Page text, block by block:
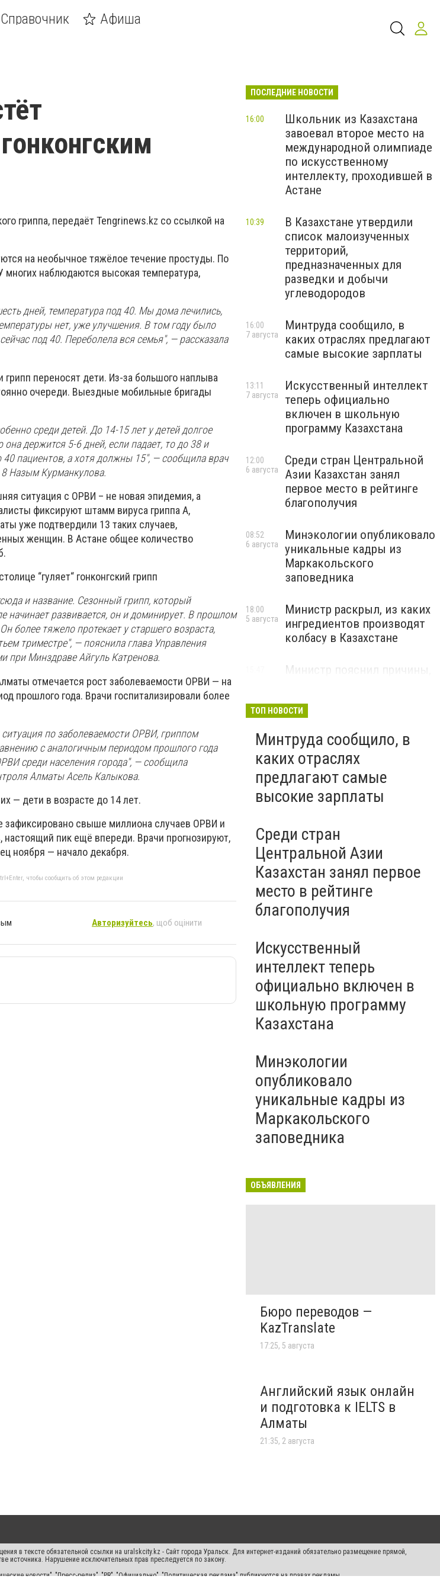
Справочник Афиша
гриппа, передаёт Tengrinews.kz со ссылкой на
на необычное тяжёлое течение простуды. По
многих наблюдаются высокая температура,
дней, температура под 40. Мы дома лечились,
нет, уже улучшения. В том году было
под 40. Переболела вся семья", — рассказала
переносят дети. Из-за большого наплыва
очереди. Выездные мобильные бригады
среди детей. До 14-15 лет у детей долгое
держится 5-6 дней, если падает, то до 38 и
пациентов, а хотя должны 15", — сообщила врач
Назым Курманкулова.
ситуация с ОРВИ – не новая эпидемия, а
фиксируют штамм вируса гриппа А,
уже подтвердили 13 таких случаев,
женщин. В Астане общее количество
“гуляет“ гонконгский грипп
и название. Сезонный грипп, который
начинает развивается, он и доминирует. В прошлом
более тяжело протекает у старшего возраста,
триместре", — пояснила глава Управления
при Минздраве Айгуль Катренова.
отмечается рост заболеваемости ОРВИ — на
прошлого года. Врачи госпитализировали более
по заболеваемости ОРВИ, гриппом
с аналогичным периодом прошлого года
среди населения города", — сообщила
Алматы Асель Калыкова.
— дети в возрасте до 14 лет.
зафиксировано свыше миллиона случаев ОРВИ и
настоящий пик ещё впереди. Врачи прогнозируют,
ноября — начало декабря.
чтобы сообщить об этом редакции
Авторизуйтесь, щоб оцінити
ПОСЛЕДНИЕ НОВОСТИ
Школьник из Казахстана
завоевал второе место на
международной олимпиаде
по искусственному
интеллекту, проходившей в
Астане
16:00
В Казахстане утвердили
список малоизученных
территорий,
предназначенных для
разведки и добычи
углеводородов
10:39
Минтруда сообщило, в
каких отраслях предлагают
самые высокие зарплаты
16:00
7 августа
Искусственный интеллект
теперь официально
включен в школьную
программу Казахстана
13:11
7 августа
Среди стран Центральной
Азии Казахстан занял
первое место в рейтинге
благополучия
12:00
6 августа
Минэкологии опубликовало
уникальные кадры из
Маркакольского
заповедника
08:52
6 августа
Министр раскрыл, из каких
ингредиентов производят
колбасу в Казахстане
18:00
5 августа
Министр пояснил причины,
импортных
ТОП НОВОСТИ
Минтруда сообщило, в
каких отраслях
предлагают самые
высокие зарплаты
Среди стран
Центральной Азии
Казахстан занял первое
место в рейтинге
благополучия
Искусственный
интеллект теперь
официально включен в
школьную программу
Казахстана
Минэкологии
опубликовало
уникальные кадры из
Маркакольского
заповедника
ОБЪЯВЛЕНИЯ
Бюро переводов —
KazTranslate
17:25, 5 августа
Английский язык онлайн
и подготовка к IELTS в
Алматы
21:35, 2 августа
в тексте обязательной ссылки на uralskcity.kz - Сайт города Уральск. Для интернет-изданий обязательно размещение прямой,
источника. Нарушение исключительных прав преследуется по закону.
новости", "Пресс-релиз", "PR", "Официально", "Политическая реклама" публикуются на правах рекламы.